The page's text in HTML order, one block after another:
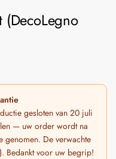
(DecoLegno
gesloten van 20 juli
— uw order wordt na
genomen. De verwachte
Bedankt voor uw begrip!